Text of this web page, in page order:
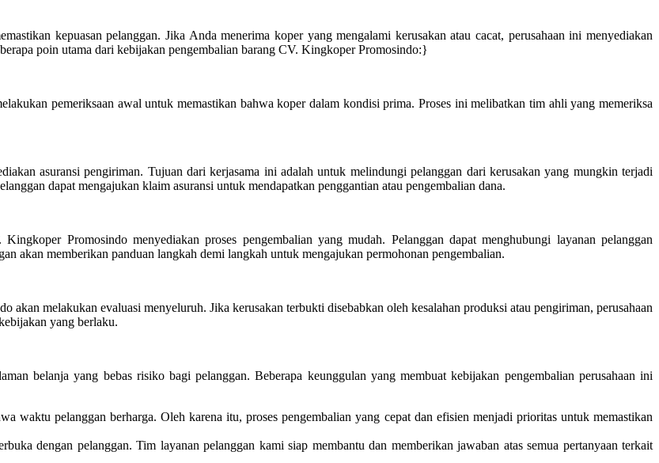
kepuasan pelanggan. Jika Anda menerima koper yang mengalami kerusakan atau cacat, perusahaan ini menyediakan
poin utama dari kebijakan pengembalian barang CV. Kingkoper Promosindo:}
pemeriksaan awal untuk memastikan bahwa koper dalam kondisi prima. Proses ini melibatkan tim ahli yang memeriksa
asuransi pengiriman. Tujuan dari kerjasama ini adalah untuk melindungi pelanggan dari kerusakan yang mungkin terjadi
dapat mengajukan klaim asuransi untuk mendapatkan penggantian atau pengembalian dana.
Promosindo menyediakan proses pengembalian yang mudah. Pelanggan dapat menghubungi layanan pelanggan
akan memberikan panduan langkah demi langkah untuk mengajukan permohonan pengembalian.
akan melakukan evaluasi menyeluruh. Jika kerusakan terbukti disebabkan oleh kesalahan produksi atau pengiriman, perusahaan
yang berlaku.
belanja yang bebas risiko bagi pelanggan. Beberapa keunggulan yang membuat kebijakan pengembalian perusahaan ini
waktu pelanggan berharga. Oleh karena itu, proses pengembalian yang cepat dan efisien menjadi prioritas untuk memastikan
dengan pelanggan. Tim layanan pelanggan kami siap membantu dan memberikan jawaban atas semua pertanyaan terkait